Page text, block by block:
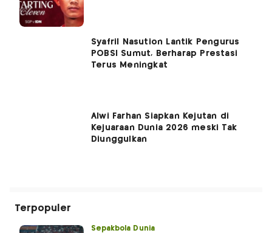
Syafril Nasution Lantik Pengurus
POBSI Sumut, Berharap Prestasi
Terus Meningkat
Alwi Farhan Siapkan Kejutan di
Kejuaraan Dunia 2026 meski Tak
Diunggulkan
Terpopuler
Sepakbola Dunia